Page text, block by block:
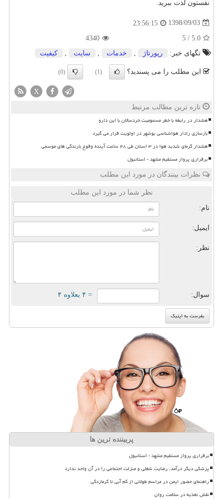
نفستون لذت ببرید.
1398/09/03
23:56:15
5.0
/
5
4340
تگهای خبر:
رپورتاژ خدمات سایت كیفیت
این مطلب را می پسندید؟ (1)
(0)
X
تازه ترین مطالب مرتبط
هشدار در رابطه با خطر مسمومیت خردسالان با این دارو
بازسازی رادار هواشناسی بوشهر در اولویت قرار می گیرد
هشدار گرمای شدید هوا در ۳ استان طی ۴۸ ساعت آینده وقوع بارندگی های موسمی
برقراری پرواز مستقیم مشهد - استانبول
نظرات بینندگان در مورد این مطلب
نظر شما در مورد این مطلب
نام:
ایمیل:
نظر:
سوال: = ۴ بعلاوه ۴
پربیننده ترین ها
برقراری پرواز مستقیم مشهد - استانبول
پزشکی دیگر درآمد، رضایت شغلی و منزلت اجتماعی را در آن واحد ندارد
راهنمای حضور ایمن در مراسم طولانی از کم آبی تا گرمازدگی
نقش تغذیه در سلامت روان